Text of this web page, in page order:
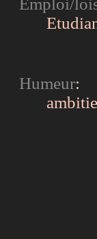
Emploi/
Humeur: